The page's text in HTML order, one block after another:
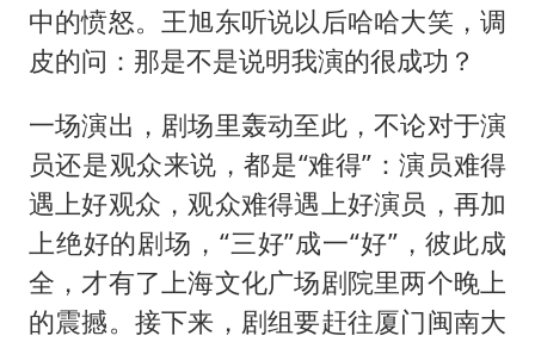
中的愤怒。王旭东听说以后哈哈大笑，调
皮的问：那是不是说明我演的很成功？
一场演出，剧场里轰动至此，不论对于演
员还是观众来说，都是“难得”：演员难得
遇上好观众，观众难得遇上好演员，再加
上绝好的剧场，“三好”成一“好”，彼此成
全，才有了上海文化广场剧院里两个晚上
的震撼。接下来，剧组要赶往厦门闽南大